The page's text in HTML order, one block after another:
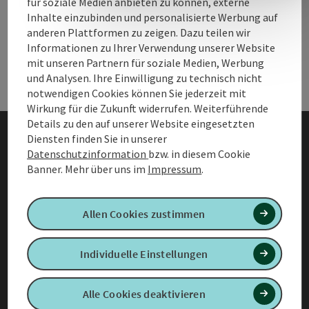
B2B Services
Urlaub planen & Services
AGB
für Mitgliedsbetriebe
Barrierefreiheitserklärung
Impressum
Datenschutz
Inhalte einzubinden und personalisierte Werbung auf
anderen Plattformen zu zeigen. Dazu teilen wir
Informationen zu Ihrer Verwendung unserer Website
mit unseren Partnern für soziale Medien, Werbung
und Analysen. Ihre Einwilligung zu technisch nicht
notwendigen Cookies können Sie jederzeit mit
Wirkung für die Zukunft widerrufen. Weiterführende
Details zu den auf unserer Website eingesetzten
Diensten finden Sie in unserer
Datenschutzinformation bzw. in diesem Cookie
Banner. Mehr über uns im Impressum.
Alle Cookies deaktivieren
Individuelle Einstellungen
Allen Cookies zustimmen